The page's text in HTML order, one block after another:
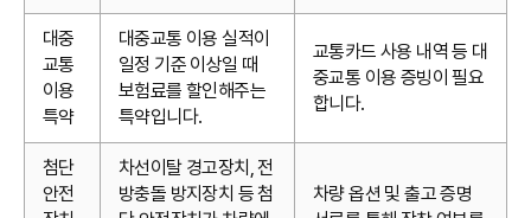
대중
교통
이용
특약
대중교통 이용 실적이
일정 기준 이상일 때
보험료를 할인해주는
특약입니다.
교통카드 사용 내역 등 대
중교통 이용 증빙이 필요
합니다.
첨단
안전
차선이탈 경고장치, 전
방충돌 방지장치 등 첨
차량 옵션 및 출고 증명